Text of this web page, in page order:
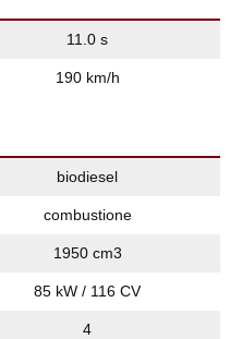
11.0 s
190 km/h
biodiesel
combustione
1950 cm3
85 kW / 116 CV
4